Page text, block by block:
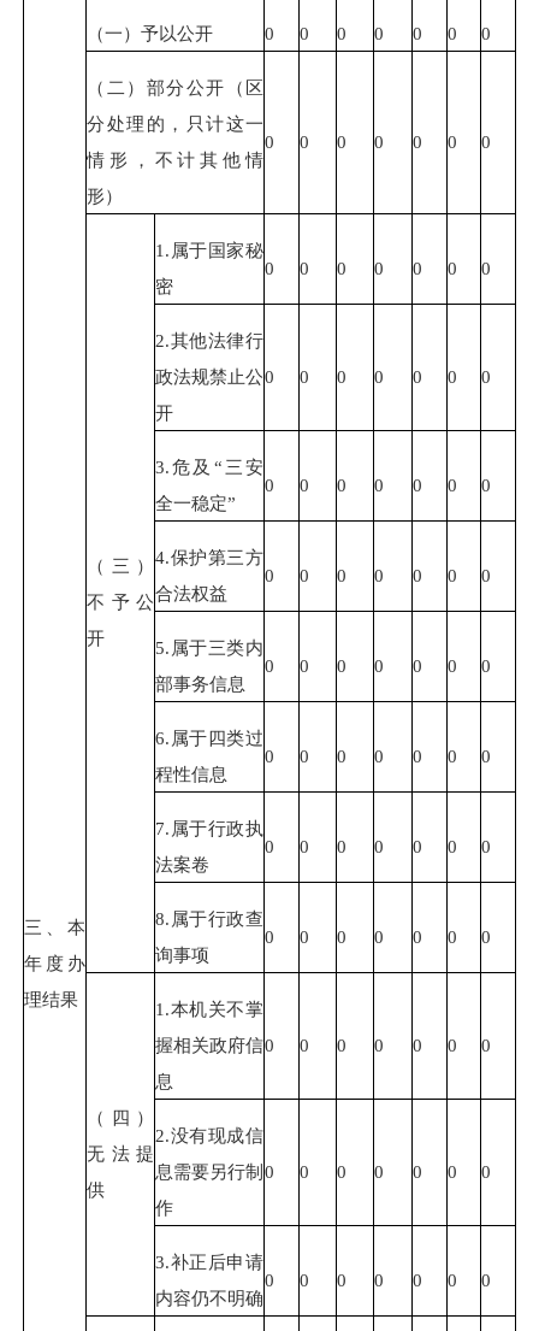
三、本
年度办
理结果
（一）予以公开 0 0 0 0 0 0 0
（二）部分公开（区
分处理的，只计这一
情形，不计其他情
形）
0 0 0 0 0 0 0
（三）
不予公
开
1.属于国家秘
密
0 0 0 0 0 0 0
2.其他法律行
政法规禁止公
开
0 0 0 0 0 0 0
3.危及“三安
全一稳定”
0 0 0 0 0 0 0
4.保护第三方
合法权益
0 0 0 0 0 0 0
5.属于三类内
部事务信息
0 0 0 0 0 0 0
6.属于四类过
程性信息
0 0 0 0 0 0 0
7.属于行政执
法案卷
0 0 0 0 0 0 0
8.属于行政查
询事项
0 0 0 0 0 0 0
（四）
无法提
供
1.本机关不掌
握相关政府信
息
0 0 0 0 0 0 0
2.没有现成信
息需要另行制
作
0 0 0 0 0 0 0
3.补正后申请
内容仍不明确
0 0 0 0 0 0 0